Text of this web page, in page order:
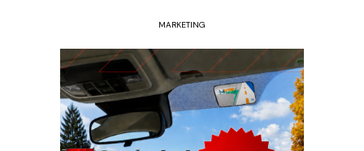
MARKETING